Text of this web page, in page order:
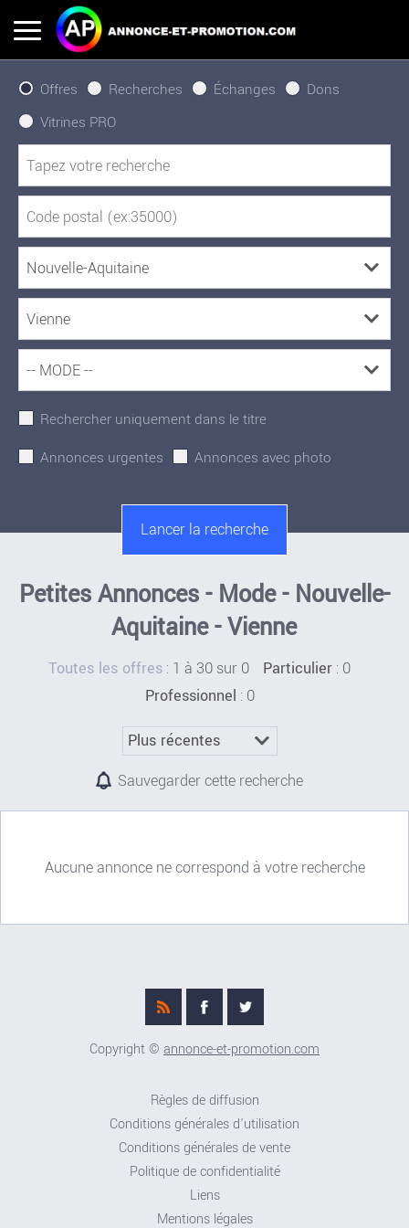
Offres Recherches Échanges
Dons
Vitrines PRO
Rechercher uniquement dans le titre
Annonces urgentes
Annonces avec photo
Petites Annonces - Mode - Nouvelle-
Aquitaine - Vienne
Toutes les offres : 1 à 30 sur 0 Particulier : 0
Professionnel : 0
Sauvegarder cette recherche
Aucune annonce ne correspond à votre recherche
Copyright © annonce-et-promotion.com
Règles de diffusion
Conditions générales d'utilisation
Conditions générales de vente
Politique de confidentialité
Liens
Mentions légales